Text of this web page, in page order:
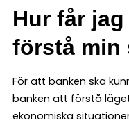
Hur får
förstå min
För att banken ska
banken att förstå
ekonomiska